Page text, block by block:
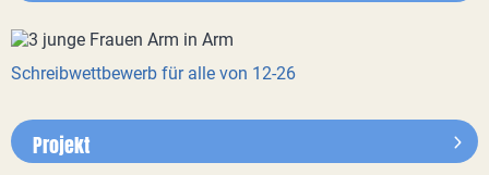
Schreibwettbewerb für alle von 12-26
Projekt